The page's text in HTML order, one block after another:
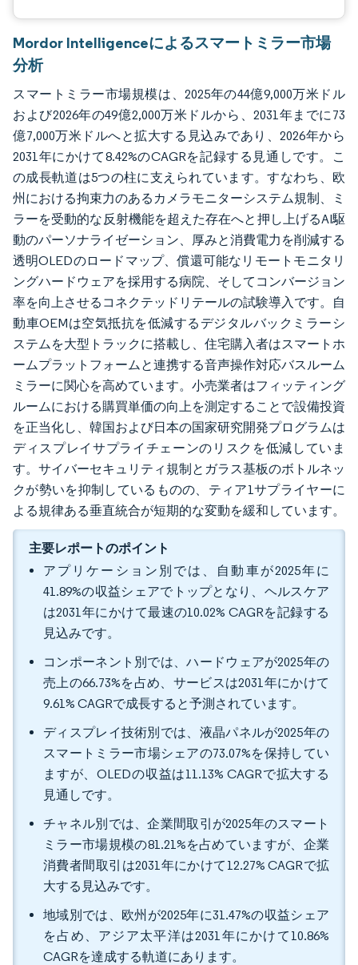
Mordor Intelligenceによるスマートミラー市場
分析
スマートミラー市場規模は、2025年の44億9,000万米ドル
および2026年の49億2,000万米ドルから、2031年までに73
億7,000万米ドルへと拡大する見込みであり、2026年から
2031年にかけて8.42%のCAGRを記録する見通しです。こ
の成長軌道は5つの柱に支えられています。すなわち、欧
州における拘束力のあるカメラモニターシステム規制、ミ
ラーを受動的な反射機能を超えた存在へと押し上げるAI駆
動のパーソナライゼーション、厚みと消費電力を削減する
透明OLEDのロードマップ、償還可能なリモートモニタリ
ングハードウェアを採用する病院、そしてコンバージョン
率を向上させるコネクテッドリテールの試験導入です。自
動車OEMは空気抵抗を低減するデジタルバックミラーシ
ステムを大型トラックに搭載し、住宅購入者はスマートホ
ームプラットフォームと連携する音声操作対応バスルーム
ミラーに関心を高めています。小売業者はフィッティング
ルームにおける購買単価の向上を測定することで設備投資
を正当化し、韓国および日本の国家研究開発プログラムは
ディスプレイサプライチェーンのリスクを低減していま
す。サイバーセキュリティ規制とガラス基板のボトルネッ
クが勢いを抑制しているものの、ティア1サプライヤーに
よる規律ある垂直統合が短期的な変動を緩和しています。
主要レポートのポイント
アプリケーション別では、自動車が2025年に
41.89%の収益シェアでトップとなり、ヘルスケア
は2031年にかけて最速の10.02% CAGRを記録する
見込みです。
コンポーネント別では、ハードウェアが2025年の
売上の66.73%を占め、サービスは2031年にかけて
9.61% CAGRで成長すると予測されています。
ディスプレイ技術別では、液晶パネルが2025年の
スマートミラー市場シェアの73.07%を保持してい
ますが、OLEDの収益は11.13% CAGRで拡大する
見通しです。
チャネル別では、企業間取引が2025年のスマート
ミラー市場規模の81.21%を占めていますが、企業
消費者間取引は2031年にかけて12.27% CAGRで拡
大する見込みです。
地域別では、欧州が2025年に31.47%の収益シェア
を占め、アジア太平洋は2031年にかけて10.86%
CAGRを達成する軌道にあります。